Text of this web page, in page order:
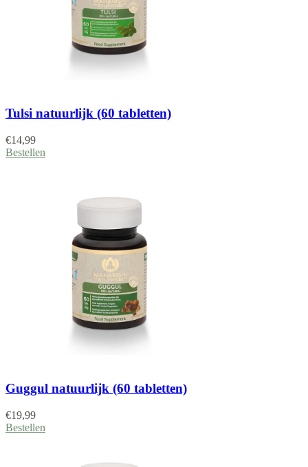
Tulsi natuurlijk (60 tabletten)
€14,99
Bestellen
Guggul natuurlijk (60 tabletten)
€19,99
Bestellen